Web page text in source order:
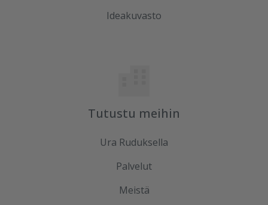
Ideakuvasto
Tutustu meihin
Ura Ruduksella
Palvelut
Meistä